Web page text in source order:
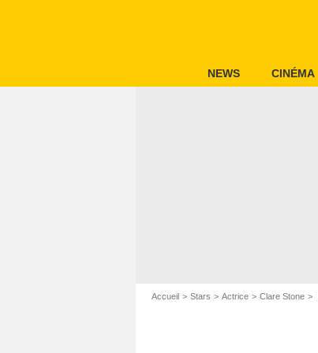
NEWS CINÉMA
Accueil Stars Actrice Clare Stone